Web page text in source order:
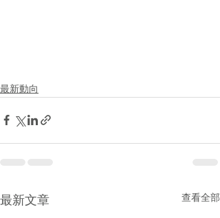
最新動向
最新文章 查看全部